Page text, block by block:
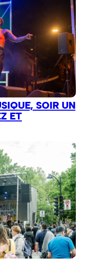
SOIR UN
ET